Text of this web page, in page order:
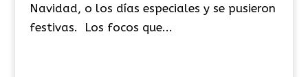
Navidad, o los días especiales y se pusieron
festivas. Los focos que...